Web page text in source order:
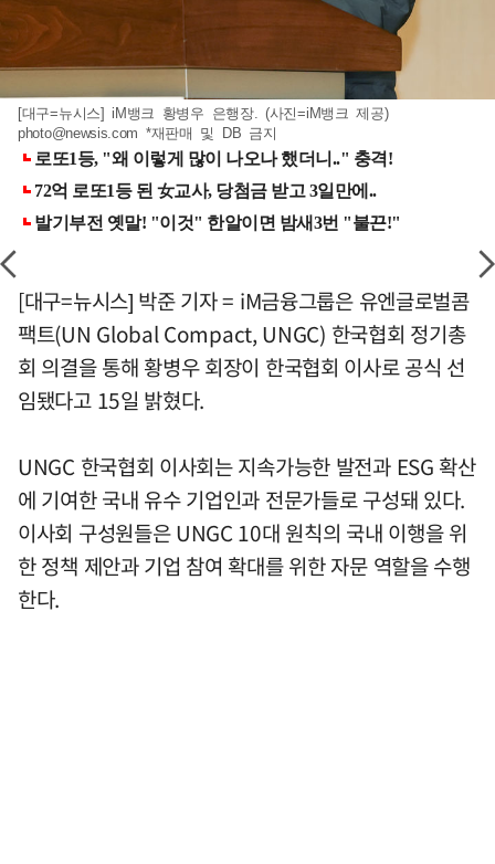
[대구=뉴시스] iM뱅크 황병우 은행장. (사진=iM뱅크 제공)
photo@newsis.com *재판매 및 DB 금지
[대구=뉴시스] 박준 기자 = iM금융그룹은 유엔글로벌콤
팩트(UN Global Compact, UNGC) 한국협회 정기총
회 의결을 통해 황병우 회장이 한국협회 이사로 공식 선
임됐다고 15일 밝혔다.
UNGC 한국협회 이사회는 지속가능한 발전과 ESG 확산
에 기여한 국내 유수 기업인과 전문가들로 구성돼 있다.
이사회 구성원들은 UNGC 10대 원칙의 국내 이행을 위
한 정책 제안과 기업 참여 확대를 위한 자문 역할을 수행
한다.